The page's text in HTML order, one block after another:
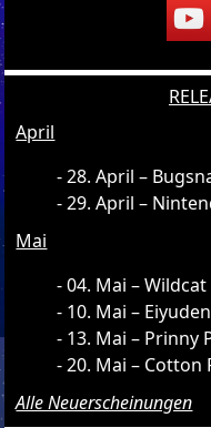
April
28. April –
29. April –
Mai
04. Mai –
10. Mai –
13. Mai – Prinny
20. Mai – Cotton
Alle Neuerscheinungen